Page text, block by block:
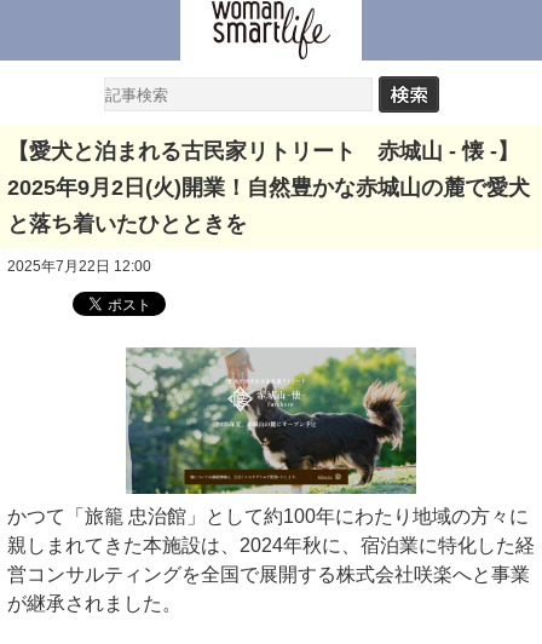
【愛犬と泊まれる古民家リトリート 赤城山 - 懐 -】
2025年9月2日(火)開業！自然豊かな赤城山の麓で愛犬
と落ち着いたひとときを
2025年7月22日 12:00
かつて「旅籠 忠治館」として約100年にわたり地域の方々に
親しまれてきた本施設は、2024年秋に、宿泊業に特化した経
営コンサルティングを全国で展開する株式会社咲楽へと事業
が継承されました。